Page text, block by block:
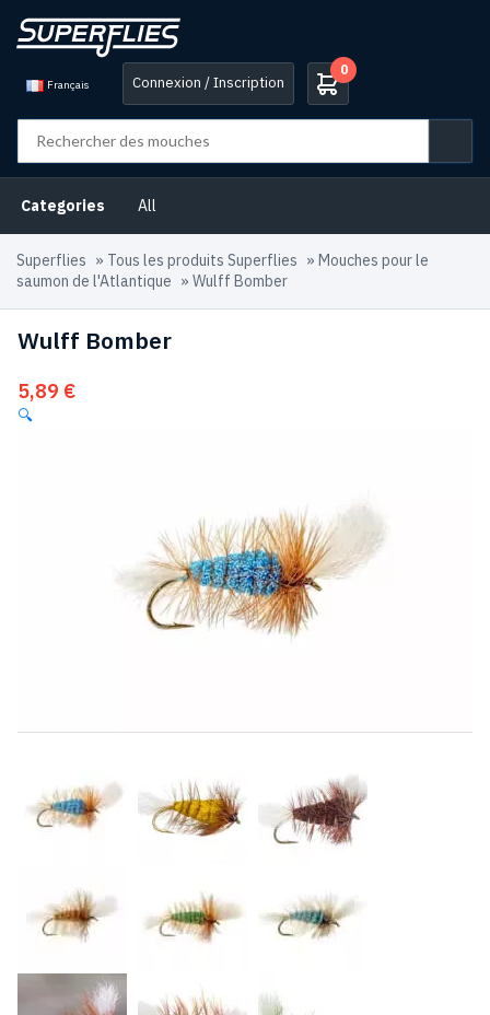
Français Connexion / Inscription
0
Categories All
Superflies » Tous les produits Superflies » Mouches pour le
saumon de l'Atlantique » Wulff Bomber
Wulff Bomber
5,89 €
🔍